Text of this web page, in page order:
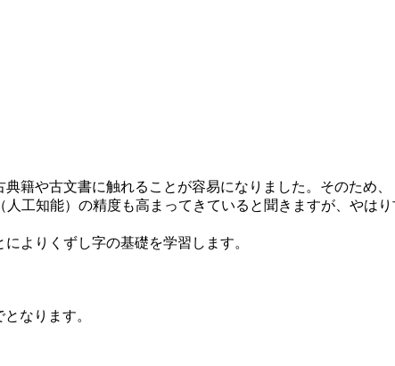
籍や古文書に触れることが容易になりました。そのため
工知能）の精度も高まってきていると聞きますが、やは
よりくずし字の基礎を学習します。
なります。